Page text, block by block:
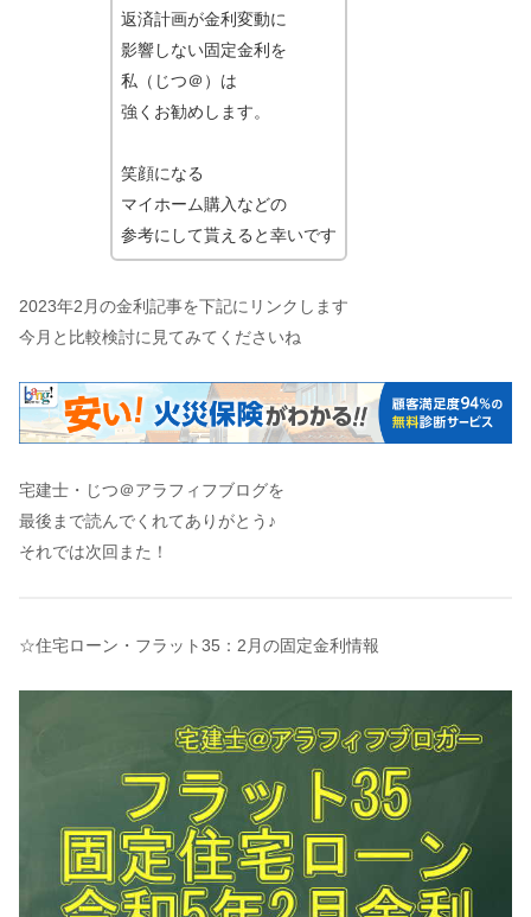
返済計画が金利変動に
影響しない固定金利を
私（じつ＠）は
強くお勧めします。
笑顔になる
マイホーム購入などの
参考にして貰えると幸いです
2023年2月の金利記事を下記にリンクします
今月と比較検討に見てみてくださいね
宅建士・じつ＠アラフィフブログを
最後まで読んでくれてありがとう♪
それでは次回また！
☆住宅ローン・フラット35：2月の固定金利情報